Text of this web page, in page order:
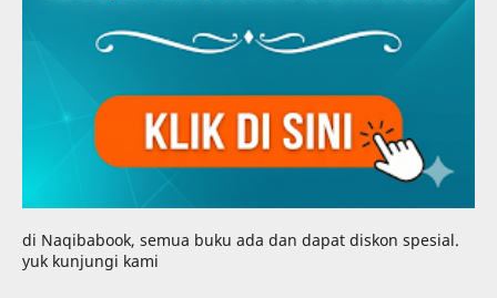
di Naqibabook, semua buku ada dan dapat diskon spesial.
yuk kunjungi kami